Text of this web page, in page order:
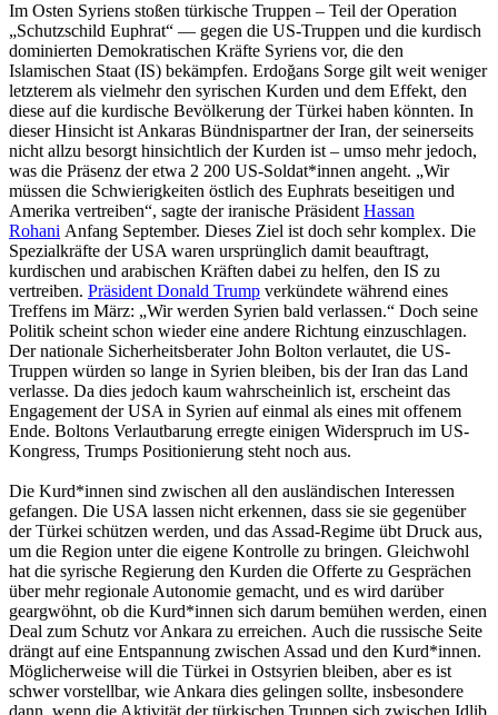
Im Osten Syriens stoßen türkische Truppen – Teil der Operation
„Schutzschild Euphrat“ — gegen die US-Truppen und die kurdisch
dominierten Demokratischen Kräfte Syriens vor, die den
Islamischen Staat (IS) bekämpfen. Erdoğans Sorge gilt weit weniger
letzterem als vielmehr den syrischen Kurden und dem Effekt, den
diese auf die kurdische Bevölkerung der Türkei haben könnten. In
dieser Hinsicht ist Ankaras Bündnispartner der Iran, der seinerseits
nicht allzu besorgt hinsichtlich der Kurden ist – umso mehr jedoch,
was die Präsenz der etwa 2 200 US-Soldat*innen angeht. „Wir
müssen die Schwierigkeiten östlich des Euphrats beseitigen und
Amerika vertreiben“, sagte der iranische Präsident Hassan
Rohani Anfang September. Dieses Ziel ist doch sehr komplex. Die
Spezialkräfte der USA waren ursprünglich damit beauftragt,
kurdischen und arabischen Kräften dabei zu helfen, den IS zu
vertreiben. Präsident Donald Trump verkündete während eines
Treffens im März: „Wir werden Syrien bald verlassen.“ Doch seine
Politik scheint schon wieder eine andere Richtung einzuschlagen.
Der nationale Sicherheitsberater John Bolton verlautet, die US-
Truppen würden so lange in Syrien bleiben, bis der Iran das Land
verlasse. Da dies jedoch kaum wahrscheinlich ist, erscheint das
Engagement der USA in Syrien auf einmal als eines mit offenem
Ende. Boltons Verlautbarung erregte einigen Widerspruch im US-
Kongress, Trumps Positionierung steht noch aus.
Die Kurd*innen sind zwischen all den ausländischen Interessen
gefangen. Die USA lassen nicht erkennen, dass sie sie gegenüber
der Türkei schützen werden, und das Assad-Regime übt Druck aus,
um die Region unter die eigene Kontrolle zu bringen. Gleichwohl
hat die syrische Regierung den Kurden die Offerte zu Gesprächen
über mehr regionale Autonomie gemacht, und es wird darüber
geargwöhnt, ob die Kurd*innen sich darum bemühen werden, einen
Deal zum Schutz vor Ankara zu erreichen. Auch die russische Seite
drängt auf eine Entspannung zwischen Assad und den Kurd*innen.
Möglicherweise will die Türkei in Ostsyrien bleiben, aber es ist
schwer vorstellbar, wie Ankara dies gelingen sollte, insbesondere
dann, wenn die Aktivität der türkischen Truppen sich zwischen Idlib